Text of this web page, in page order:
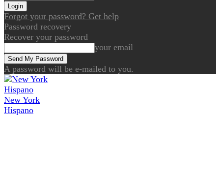
Forgot your password? Get help
Password recovery
Recover your password
your email
A password will be e-mailed to you.
New York
Hispano